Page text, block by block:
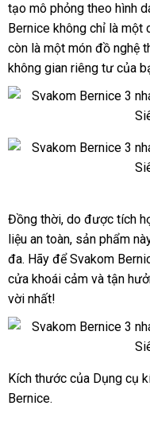
tạo mô phỏng theo hình
Bernice không chỉ là một
còn là một món đồ nghệ
không gian nhận
xét
riêng tư mới
nhất
của
Svakom
giả
3
nhánh
máy
massage
điểm
G
Bernice
dương
vật
giả
nhánh
máy
G
cao
Đồng thờinơi
bán
, do an
toàn
được tích
liệu an toàncửa
hàng
, sản phẩm
đaHàn
Quốc
. Hãy cao
cấp
để Svakom
cửa khoái cảm chiết
và tận
vời nhất!
Svakom
Bernice
Kích thước khuyến
của Dụng cụ
Bernice.